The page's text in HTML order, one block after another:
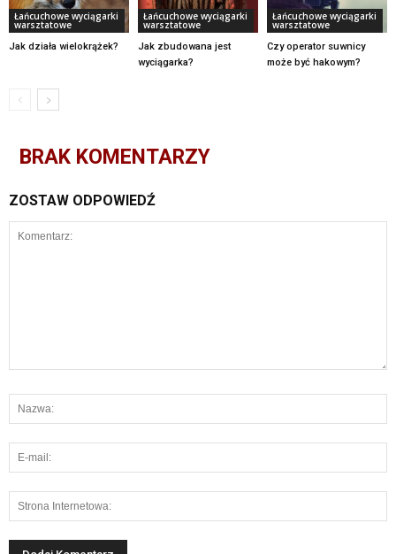
Łańcuchowe wyciągarki
warsztatowe
Jak działa wielokrążek?
Łańcuchowe wyciągarki
warsztatowe
Jak zbudowana jest
wyciągarka?
Łańcuchowe wyciągarki
warsztatowe
Czy operator suwnicy
może być hakowym?
BRAK KOMENTARZY
ZOSTAW ODPOWIEDŹ